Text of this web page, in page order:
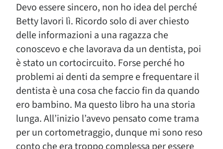
Devo essere sincero, non ho idea del perché
Betty lavori lì. Ricordo solo di aver chiesto
delle informazioni a una ragazza che
conoscevo e che lavorava da un dentista, poi
è stato un cortocircuito. Forse perché ho
problemi ai denti da sempre e frequentare il
dentista è una cosa che faccio fin da quando
ero bambino. Ma questo libro ha una storia
lunga. All’inizio l’avevo pensato come trama
per un cortometraggio, dunque mi sono reso